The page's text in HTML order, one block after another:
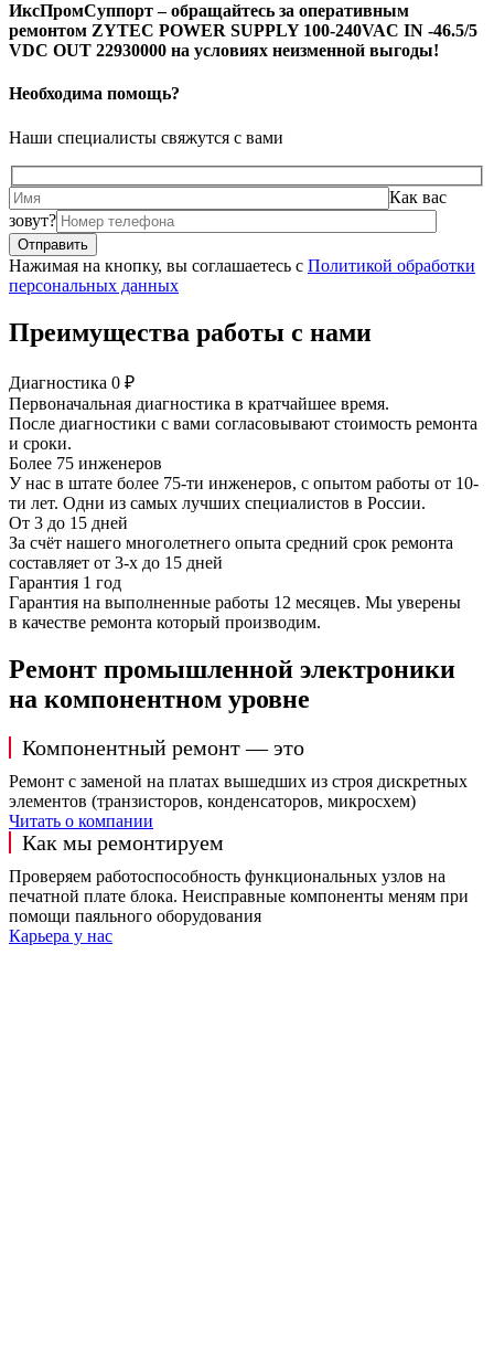
ИксПромСуппорт – обращайтесь за оперативным
ремонтом ZYTEC POWER SUPPLY 100-240VAC IN -46.5/5
VDC OUT 22930000 на условиях неизменной выгоды!
Необходима помощь?
Наши специалисты свяжутся с вами
Как вас
зовут?
Нажимая на кнопку, вы соглашаетесь с Политикой обработки
персональных данных
Преимущества работы с нами
Диагностика 0 ₽
Первоначальная диагностика в кратчайшее время.
После диагностики с вами согласовывают стоимость ремонта
и сроки.
Более 75 инженеров
У нас в штате более 75-ти инженеров, с опытом работы от 10-
ти лет. Одни из самых лучших специалистов в России.
От 3 до 15 дней
За счёт нашего многолетнего опыта средний срок ремонта
составляет от 3-х до 15 дней
Гарантия 1 год
Гарантия на выполненные работы 12 месяцев. Мы уверены
в качестве ремонта который производим.
Ремонт промышленной электроники
на компонентном уровне
Компонентный ремонт — это
Ремонт с заменой на платах вышедших из строя дискретных
элементов (транзисторов, конденсаторов, микросхем)
Читать о компании
Как мы ремонтируем
Проверяем работоспособность функциональных узлов на
печатной плате блока. Неисправные компоненты меням при
помощи паяльного оборудования
Карьера у нас